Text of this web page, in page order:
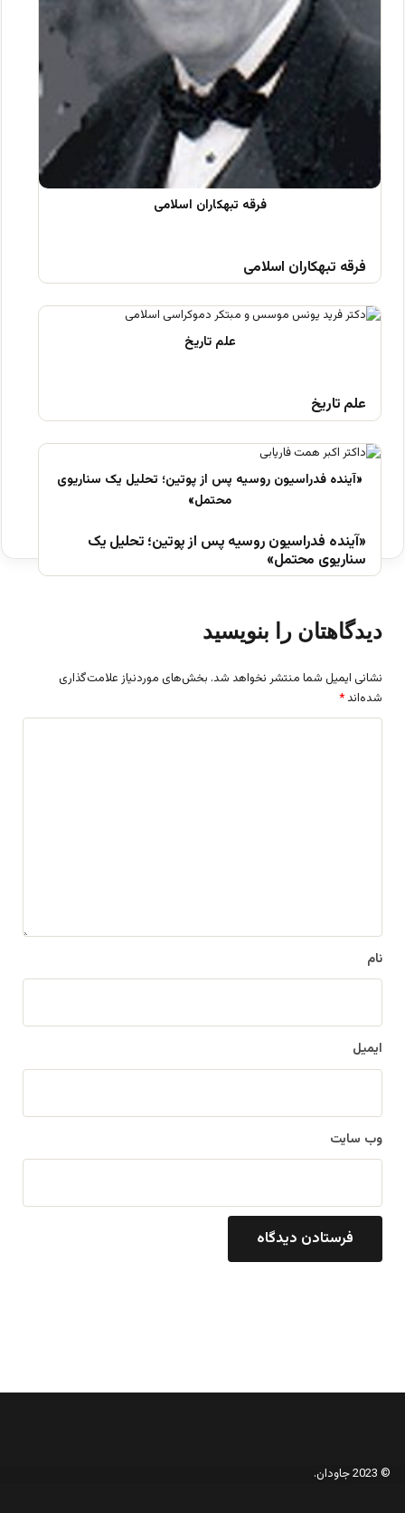
فرقه تبهکاران اسلامی
علم تاریخ
«آینده فدراسیون روسیه پس از پوتین؛ تحلیل یک
سناریوی محتمل»
دیدگاهتان را بنویسید
نشانی ایمیل شما منتشر نخواهد شد. بخش‌های موردنیاز علامت‌گذاری
شده‌اند *
نام
ایمیل
وب‌ سایت
© 2023 جاودان.